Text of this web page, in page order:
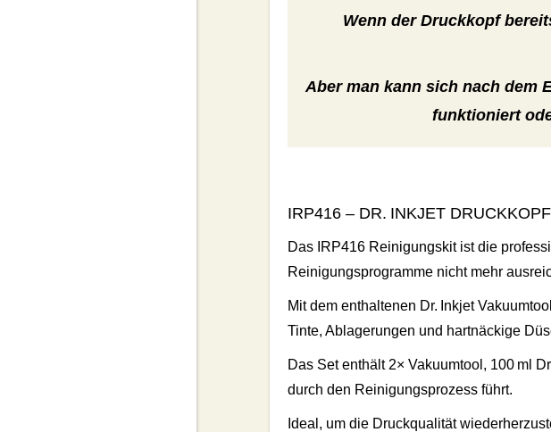
Wenn der Druckkopf
Aber man kann sich nach dem
funktioniert
IRP416 – DR. INKJET
Das IRP416 Reinigungskit ist die
Reinigungsprogramme nicht mehr
Mit dem enthaltenen Dr. Inkjet
Tinte, Ablagerungen und hartnäckige
Das Set enthält 2× Vakuumtool, 100 ml
durch den Reinigungsprozess führt.
Ideal, um die Druckqualität